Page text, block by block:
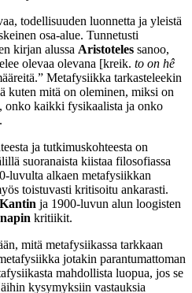
todellisuuden luonnetta ja yleistä
osa-alue. Tunnetusti
kirjan alussa Aristoteles sanoo,
olevaa olevana [kreik. to on hê
Metafysiikka tarkasteleekin
kuten mitä on oleminen, miksi on
onko kaikki fysikaalista ja onko
ja tutkimuskohteesta on
suoranaista kiistaa filosofiassa
luvulta alkaen metafysiikkan
toistuvasti kritisoitu ankarasti.
ja 1900-luvun alun loogisten
kritiikit.
mitä metafysiikassa tarkkaan
jotakin parantumattoman
mahdollista luopua, jos se
kysymyksiin vastauksia